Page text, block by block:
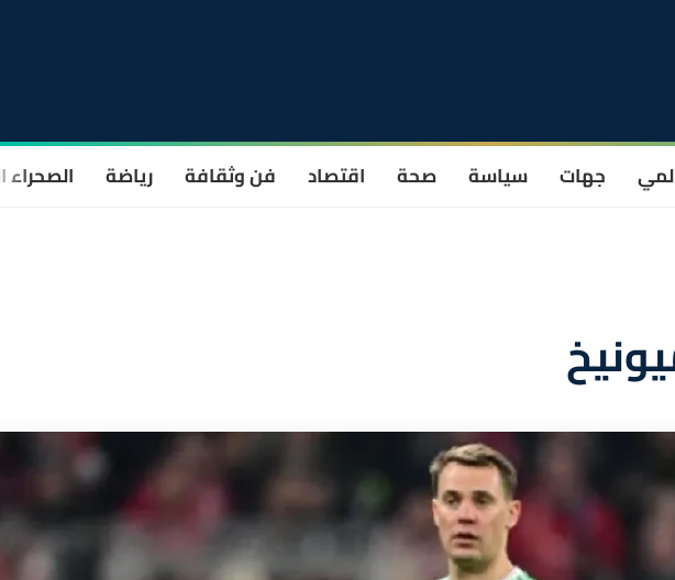
جهات سياسة صحة اقتصاد فن وثقافة رياضة الصحراء